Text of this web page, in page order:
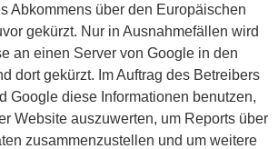
Abkommens über den Europäischen
gekürzt. Nur in Ausnahmefällen wird
an einen Server von Google in den
dort gekürzt. Im Auftrag des Betreibers
Google diese Informationen benutzen,
Website auszuwerten, um Reports über
zusammenzustellen und um weitere